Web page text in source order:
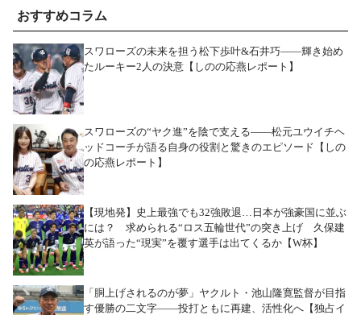
おすすめコラム
スワローズの未来を担う松下歩叶&石井巧――輝き始め
たルーキー2人の決意【しのの応燕レポート】
スワローズの“ヤク進”を陰で支える――松元ユウイチヘ
ッドコーチが語る自身の役割と驚きのエピソード【しの
の応燕レポート】
【現地発】史上最強でも32強敗退…日本が強豪国に並ぶ
には？ 求められる“ロス五輪世代”の突き上げ 久保建
英が語った“現実”を覆す選手は出てくるか【W杯】
「胴上げされるのが夢」ヤクルト・池山隆寛監督が目指
す優勝の二文字――投打ともに再建、活性化へ【独占イ